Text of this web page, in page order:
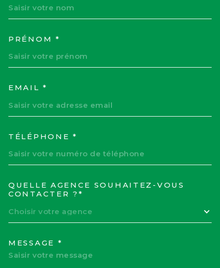
PRÉNOM *
EMAIL *
TÉLÉPHONE *
QUELLE AGENCE SOUHAITEZ-VOUS
CONTACTER ?*
Choisir votre agence
MESSAGE *